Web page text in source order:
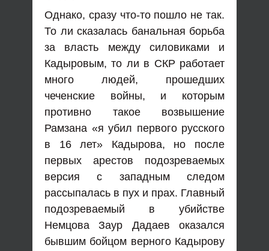
Однако, сразу что-то пошло не так.
То ли сказалась банальная борьба
за власть между силовиками и
Кадыровым, то ли в СКР работает
много людей, прошедших
чеченские войны, и которым
противно такое возвышение
Рамзана «я убил первого русского
в 16 лет» Кадырова, но после
первых арестов подозреваемых
версия с западным следом
рассыпалась в пух и прах. Главный
подозреваемый в убийстве
Немцова Заур Дадаев оказался
бывшим бойцом верного Кадырову